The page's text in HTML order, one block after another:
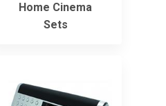
Home Cinema
Sets